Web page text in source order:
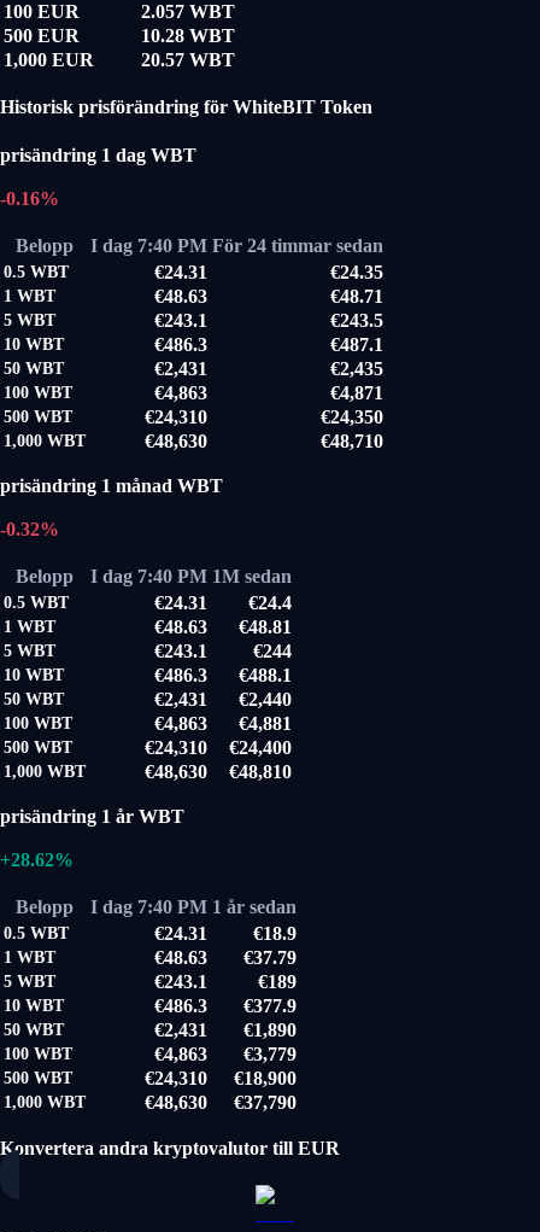
100 EUR
2.057 WBT
500 EUR
10.28 WBT
1,000 EUR
20.57 WBT
Historisk prisförändring för WhiteBIT Token
prisändring 1 dag WBT
-0.16%
Belopp I dag 7:40 PM För 24 timmar sedan
0.5 WBT €24.31 €24.35
1 WBT €48.63 €48.71
5 WBT €243.1 €243.5
10 WBT €486.3 €487.1
50 WBT €2,431 €2,435
100 WBT €4,863 €4,871
500 WBT €24,310 €24,350
1,000 WBT €48,630 €48,710
prisändring 1 månad WBT
-0.32%
Belopp I dag 7:40 PM 1M sedan
0.5 WBT €24.31 €24.4
1 WBT €48.63 €48.81
5 WBT €243.1 €244
10 WBT €486.3 €488.1
50 WBT €2,431 €2,440
100 WBT €4,863 €4,881
500 WBT €24,310 €24,400
1,000 WBT €48,630 €48,810
prisändring 1 år WBT
+28.62%
Belopp I dag 7:40 PM 1 år sedan
0.5 WBT €24.31 €18.9
1 WBT €48.63 €37.79
5 WBT €243.1 €189
10 WBT €486.3 €377.9
50 WBT €2,431 €1,890
100 WBT €4,863 €3,779
500 WBT €24,310 €18,900
1,000 WBT €48,630 €37,790
Konvertera andra kryptovalutor till EUR